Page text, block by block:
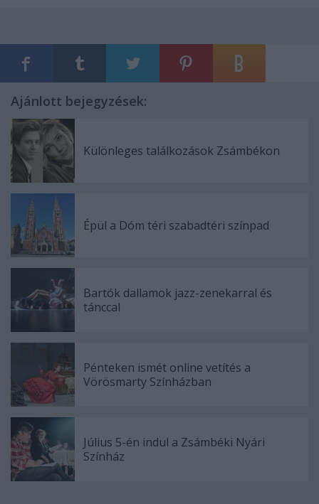
Ajánlott bejegyzések:
Különleges találkozások Zsámbékon
Épül a Dóm téri szabadtéri színpad
Bartók dallamok jazz-zenekarral és
tánccal
Pénteken ismét online vetítés a
Vörösmarty Színházban
Július 5-én indul a Zsámbéki Nyári
Színház